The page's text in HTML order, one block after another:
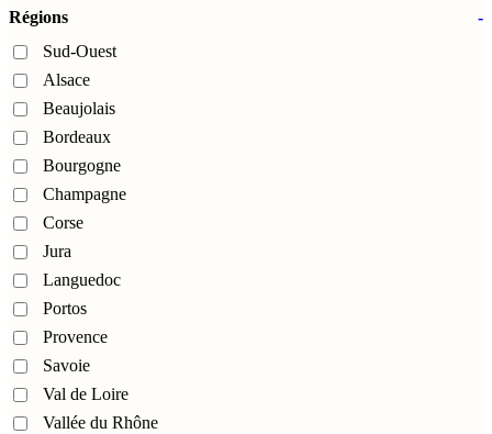
Régions
-
Sud-Ouest
Alsace
Beaujolais
Bordeaux
Bourgogne
Champagne
Corse
Jura
Languedoc
Portos
Provence
Savoie
Val de Loire
Vallée du Rhône